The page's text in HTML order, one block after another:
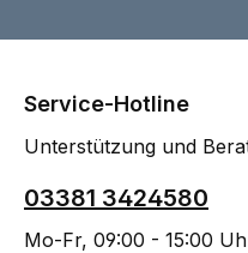
Service-Hotline
Unterstützung und
03381 3424580
Mo-Fr, 09:00 - 15:00